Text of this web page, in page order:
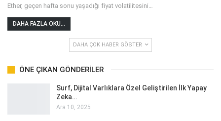
Ether, geçen hafta sonu yaşadığı fiyat volatilitesini…
DAHA FAZLA OKU...
DAHA ÇOK HABER GÖSTER
ÖNE ÇIKAN GÖNDERILER
Surf, Dijital Varlıklara Özel Geliştirilen İlk Yapay
Zeka…
Ara 10, 2025